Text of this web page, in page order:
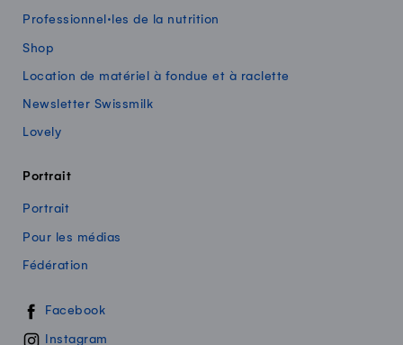
Professionnel·les de la nutrition
Shop
Location de matériel à fondue et à raclette
Newsletter Swissmilk
Lovely
Portrait
Portrait
Pour les médias
Fédération
Swissmilk sur les réseaux sociaux
Facebook
Instagram